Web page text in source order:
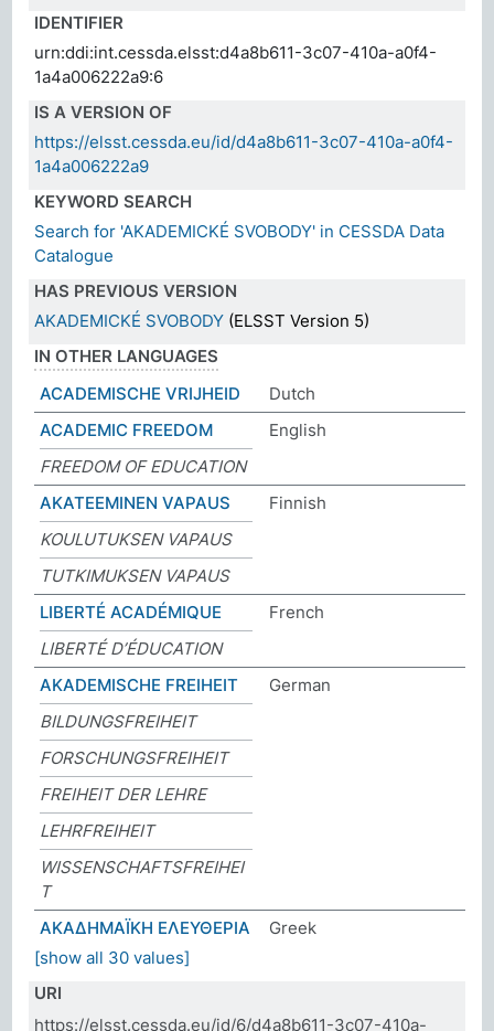
IDENTIFIER
urn:ddi:int.cessda.elsst:d4a8b611-3c07-410a-a0f4-
1a4a006222a9:6
IS A VERSION OF
https://elsst.cessda.eu/id/d4a8b611-3c07-410a-a0f4-
1a4a006222a9
KEYWORD SEARCH
Search for 'AKADEMICKÉ SVOBODY' in CESSDA Data
Catalogue
HAS PREVIOUS VERSION
AKADEMICKÉ SVOBODY (ELSST Version 5)
IN OTHER LANGUAGES
ACADEMISCHE VRIJHEID
Dutch
ACADEMIC FREEDOM
English
FREEDOM OF EDUCATION
AKATEEMINEN VAPAUS
Finnish
KOULUTUKSEN VAPAUS
TUTKIMUKSEN VAPAUS
LIBERTÉ ACADÉMIQUE
French
LIBERTÉ D’ÉDUCATION
AKADEMISCHE FREIHEIT
German
BILDUNGSFREIHEIT
FORSCHUNGSFREIHEIT
FREIHEIT DER LEHRE
LEHRFREIHEIT
WISSENSCHAFTSFREIHEI
T
ΑΚΑΔΗΜΑΪΚΗ ΕΛΕΥΘΕΡΙΑ
Greek
[show all 30 values]
URI
https://elsst.cessda.eu/id/6/d4a8b611-3c07-410a-